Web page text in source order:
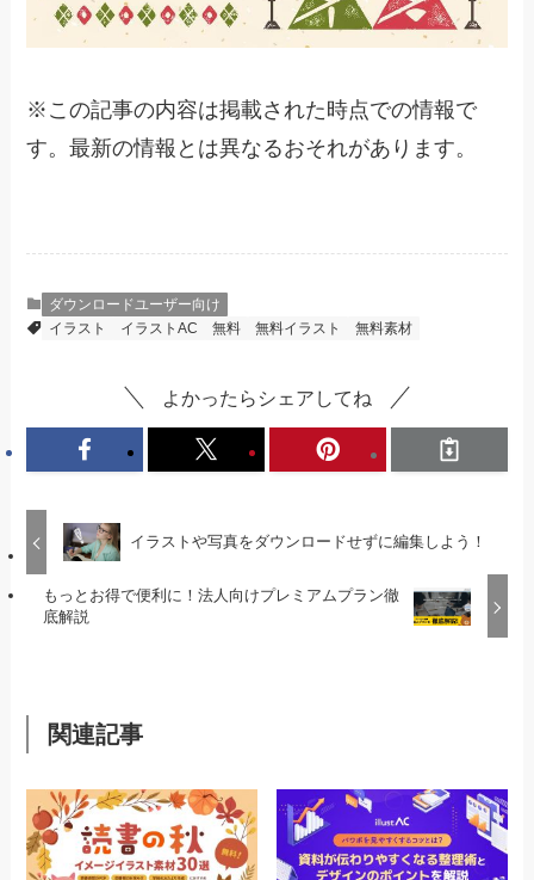
※ この記事の内容は掲載された時点での情報で
す。最新の情報とは異なるおそれがあります。
ダウンロードユーザー向け
イラスト
イラストAC 無料 無料イラスト 無料素材
よかったらシェアしてね
イラストや写真をダウンロードせずに編集しよう！
もっとお得で便利に！法人向けプレミアムプラン徹
底解説
関連記事